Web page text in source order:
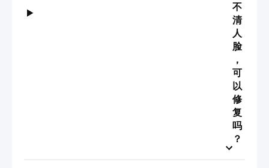
不
清
人
脸
，
可
以
修
复
吗
？